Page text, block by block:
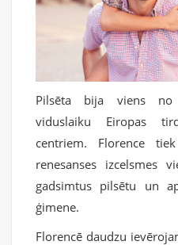
Pilsēta bija viens no
viduslaiku Eiropas
centriem. Florence
renesanses izcelsmes
gadsimtus pilsētu un
ģimene.
Florencē daudzu